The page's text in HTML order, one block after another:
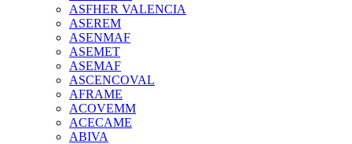
ASFHER VALENCIA
ASEREM
ASENMAF
ASEMET
ASEMAF
ASCENCOVAL
AFRAME
ACOVEMM
ACECAME
ABIVA